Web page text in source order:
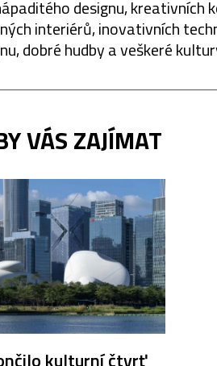
designu, kreativních
interiérů, inovativních
dobré hudby a veškeré
VÁS ZAJÍMAT
kulturní čtvrť